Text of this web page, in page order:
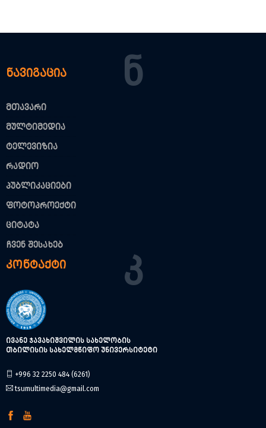
ნავიგაცია Ნ
მთავარი
მულტიმედია
ტელევიზია
რადიო
პუბლიკაციები
ფოტოპროექტი
ციტატა
ჩვენ შესახებ
კონტაქტი Კ
ივანე ჯავახიშვილის სახელობის
თბილისის სახელმწიფო უნივერსიტეტი
+996 32 2250 484 (6261)
tsumultimedia@gmail.com